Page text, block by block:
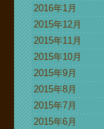
2016年1月
2015年12月
2015年11月
2015年10月
2015年9月
2015年8月
2015年7月
2015年6月